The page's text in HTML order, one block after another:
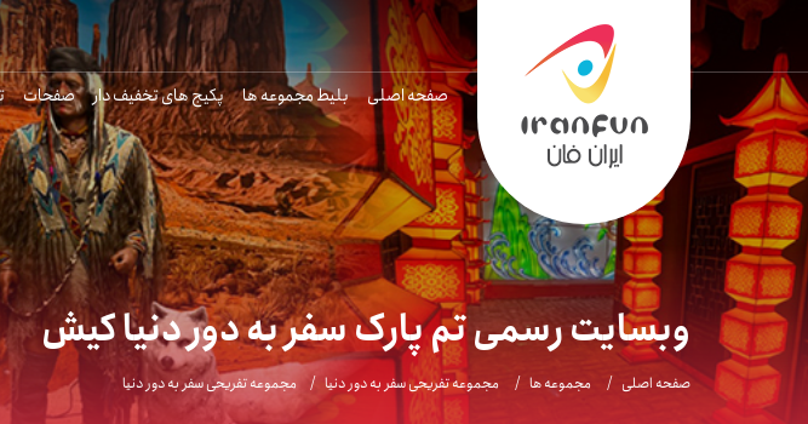
صفحه اصلی بلیط مجموعه ها پکیج های تخفیف دار صفحات
وبسایت رسمی تم پارک سفر به دور دنیا کیش
صفحه اصلی مجموعه ها مجموعه تفریحی سفر به دور دنیا مجموعه تفریحی سفر به دور دنیا